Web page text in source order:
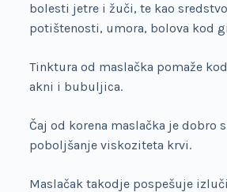
bolesti jetre i žuči, te kao
potištenosti, umora, bolova kod
Tinktura od maslačka pomaže
akni i bubuljica.
Čaj od korena maslačka je dobro
poboljšanje viskoziteta krvi.
Maslačak takodje pospešuje